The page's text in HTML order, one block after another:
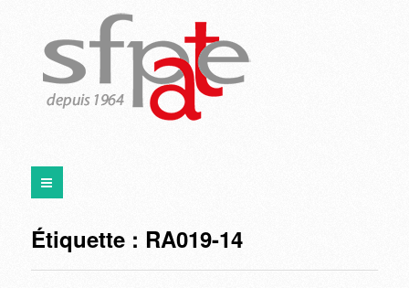
Étiquette : RA019-14